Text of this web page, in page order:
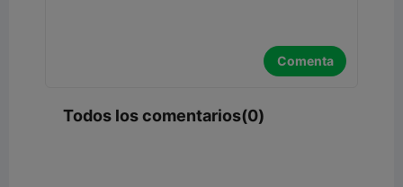
Comenta
Todos los comentarios(0)